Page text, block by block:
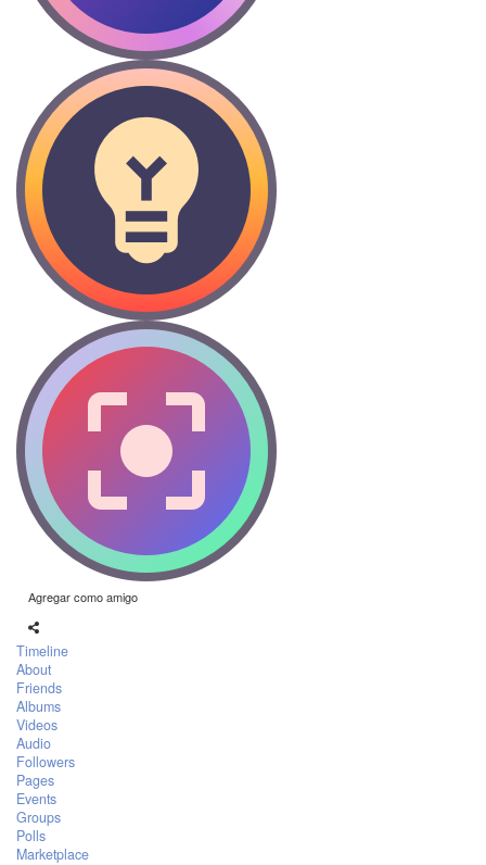
Agregar como amigo
Timeline
About
Friends
Albums
Videos
Audio
Followers
Pages
Events
Groups
Polls
Marketplace